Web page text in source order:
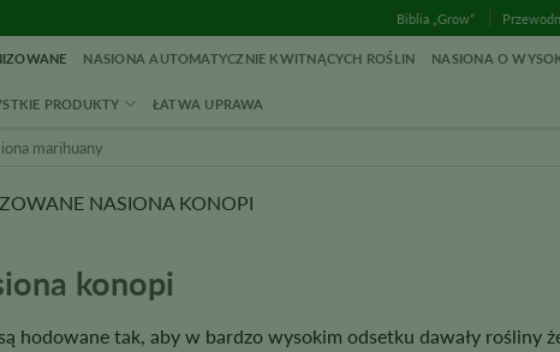
Biblia „Grow”
NASIONA AUTOMATYCZNIE KWITNĄCYCH ROŚLIN NASIONA O
PRODUKTY ŁATWA UPRAWA
NASIONA KONOPI
konopi
hodowane tak, aby w bardzo wysokim odsetku dawały rośliny